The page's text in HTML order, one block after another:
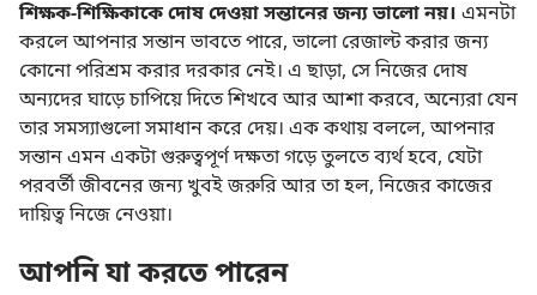
শিক্ষক-শিক্ষিকাকে দোষ দেওয়া সন্তানের জন্য ভালো নয়। এমনটা
করলে আপনার সন্তান ভাবতে পারে, ভালো রেজাল্ট করার জন্য
কোনো পরিশ্রম করার দরকার নেই। এ ছাড়া, সে নিজের দোষ
অন্যদের ঘাড়ে চাপিয়ে দিতে শিখবে আর আশা করবে, অন্যেরা যেন
তার সমস্যাগুলো সমাধান করে দেয়। এক কথায় বললে, আপনার
সন্তান এমন একটা গুরুত্বপূর্ণ দক্ষতা গড়ে তুলতে ব্যর্থ হবে, যেটা
পরবর্তী জীবনের জন্য খুবই জরুরি আর তা হল, নিজের কাজের
দায়িত্ব নিজে নেওয়া।
আপনি যা করতে পারেন